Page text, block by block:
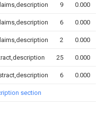
9 0.000
6 0.000
2 0.000
25 0.000
6 0.000
section